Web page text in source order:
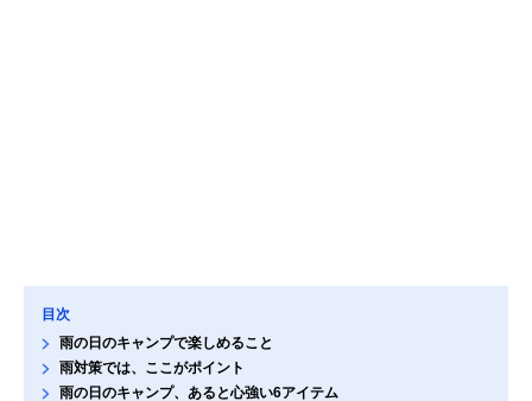
目次
雨の日のキャンプで楽しめること
雨対策では、ここがポイント
雨の日のキャンプ、あると心強い6アイテム